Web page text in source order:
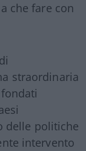
che fare con
straordinaria
delle politiche
intervento